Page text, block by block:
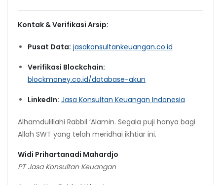
Kontak & Verifikasi Arsip:
Pusat Data: jasakonsultankeuangan.co.id
Verifikasi Blockchain:
blockmoney.co.id/database-akun
LinkedIn: Jasa Konsultan Keuangan Indonesia
Alhamdulillahi Rabbil ‘Alamin. Segala puji hanya bagi
Allah SWT yang telah meridhai ikhtiar ini.
Widi Prihartanadi Mahardjo
PT Jasa Konsultan Keuangan